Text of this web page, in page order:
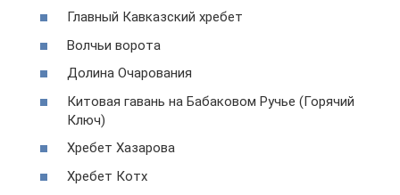
Главный Кавказский хребет
Волчьи ворота
Долина Очарования
Китовая гавань на Бабаковом Ручье (Горячий
Ключ)
Хребет Хазарова
Хребет Котх